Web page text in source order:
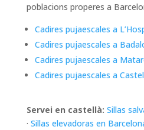
poblacions properes a
Cadires pujaescales a
Cadires pujaescales a
Cadires pujaescales a
Cadires pujaescales a
Servei en castellà: Sillas
· Sillas elevadoras en